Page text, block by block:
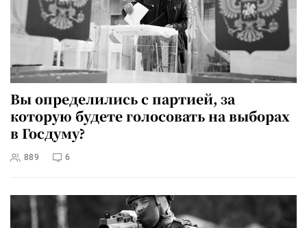
Вы определились с партией, за
которую будете голосовать на выборах
в Госдуму?
889 6